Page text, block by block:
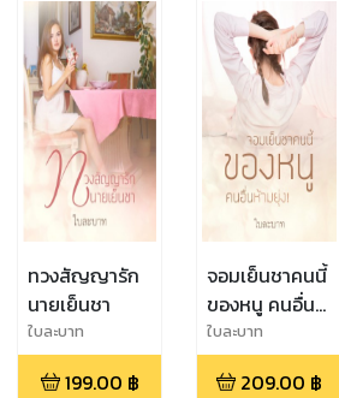
ทวงสัญญารัก
นายเย็นชา
ใบละบาท
199.00 ฿
จอมเย็นชาคนนี้
ของหนู คนอื่น
ห้ามยุ่ง!
ใบละบาท
209.00 ฿